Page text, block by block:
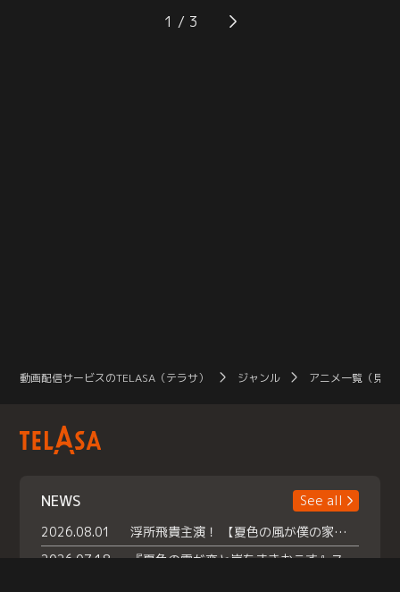
お返しを」とある計画を立てる。交
流を重ねる中で垣間見た、「幸せを
姿を現した。傘妖怪にさらわれた秀
一は、ボロボロになったゴミたちの
1
動画配信サービスのTELASA（テラサ） ジャンル アニメ一覧（見放
NEWS
See all
2026.08.01
浮所飛貴主演！ 【夏色の風が僕の家にやってきた】 本日よりテラサで独占配信スタート！
2026.07.18
『夏色の雲が恋と嵐をまきおこす』スペシャルメイキング 【Part1】2026年７月18日（土）23時30分～配信スタート！話題のシーンの裏側を大公開！豪華キャスト大集合！ 『武宮家 真夏の家族会議』開催！